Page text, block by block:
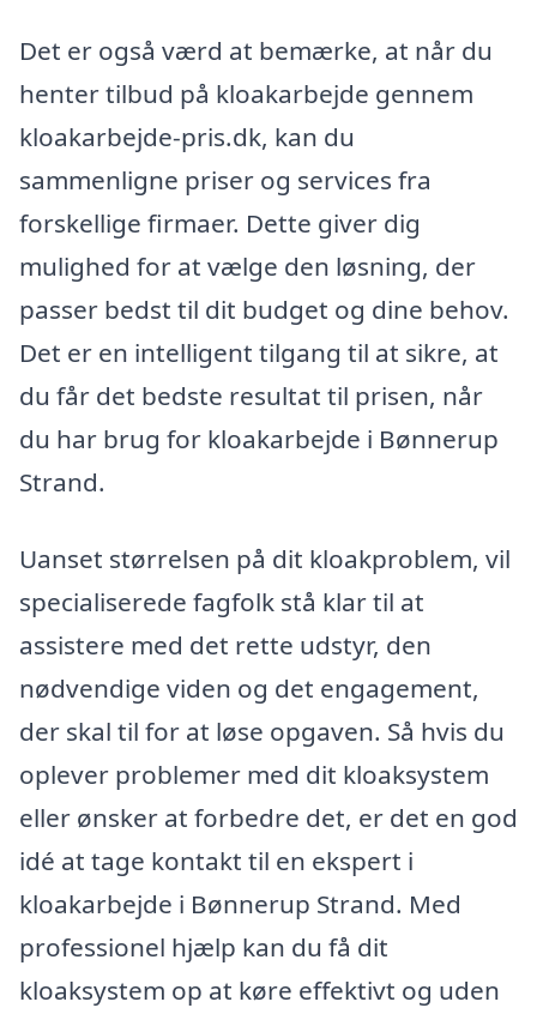
Det er også værd at bemærke, at når du
henter tilbud på kloakarbejde gennem
kloakarbejde-pris.dk, kan du
sammenligne priser og services fra
forskellige firmaer. Dette giver dig
mulighed for at vælge den løsning, der
passer bedst til dit budget og dine behov.
Det er en intelligent tilgang til at sikre, at
du får det bedste resultat til prisen, når
du har brug for kloakarbejde i Bønnerup
Strand.
Uanset størrelsen på dit kloakproblem, vil
specialiserede fagfolk stå klar til at
assistere med det rette udstyr, den
nødvendige viden og det engagement,
der skal til for at løse opgaven. Så hvis du
oplever problemer med dit kloaksystem
eller ønsker at forbedre det, er det en god
idé at tage kontakt til en ekspert i
kloakarbejde i Bønnerup Strand. Med
professionel hjælp kan du få dit
kloaksystem op at køre effektivt og uden